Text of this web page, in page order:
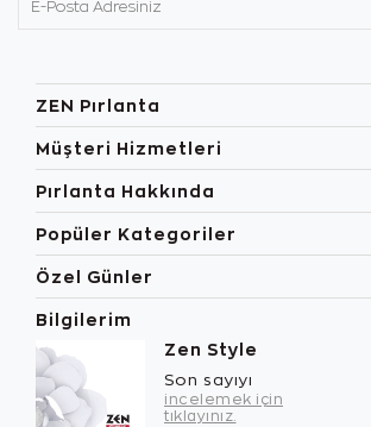
ZEN Pırlanta
Müşteri Hizmetleri
Pırlanta Hakkında
Popüler Kategoriler
Özel Günler
Bilgilerim
Zen Style
Son sayıyı
incelemek için
tıklayınız.